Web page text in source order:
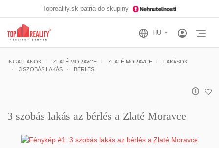
Topreality.sk patria do skupiny
INGATLANOK ZLATÉ MORAVCE ZLATÉ MORAVCE
LAKÁSOK
3 SZOBÁS LAKÁS
BÉRLÉS
3 szobás lakás az bérlés a Zlaté Moravce